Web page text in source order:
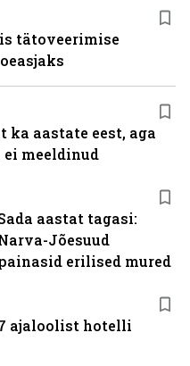
aastat tagasi:
Jõesuud
erilised mured
ajaloolist hotelli
tätoveerimise
aastate eest, aga
ei meeldinud